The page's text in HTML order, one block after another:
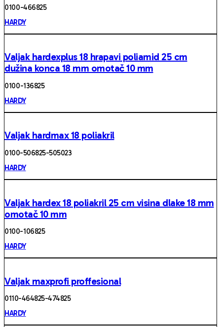
0100 -466825
HARDY
Valjak hardexplus 18 hrapavi poliamid 25 cm
dužina konca 18 mm omotač 10 mm
0100 -136825
HARDY
Valjak hardmax 18 poliakril
0100-506825-505023
HARDY
Valjak hardex 18 poliakril 25 cm visina dlake 18 mm
omotač 10 mm
0100- 106825
HARDY
Valjak maxprofi proffesional
0110-464825-474825
HARDY